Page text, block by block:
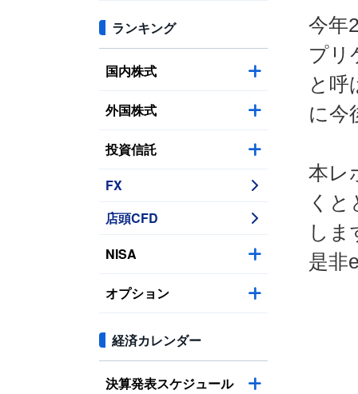
ランキング
国内株式
外国株式
投資信託
FX
店頭CFD
NISA
オプション
経済カレンダー
決算発表スケジュール
今年
プリ
と呼
に今
本レ
く
しま
是非